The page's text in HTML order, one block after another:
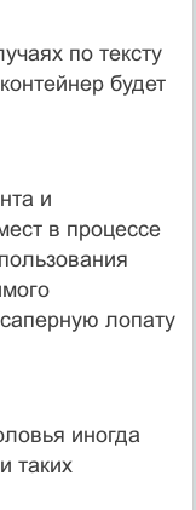
по тексту
будет
и
в процессе
лопату
иногда
таких